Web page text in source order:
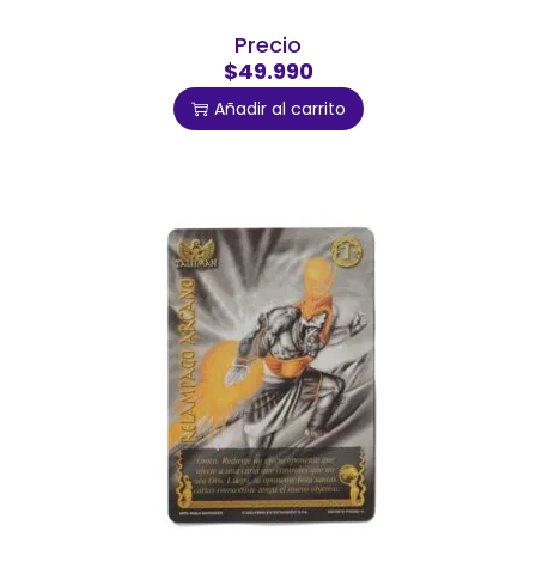
Precio
$49.990
Añadir al carrito